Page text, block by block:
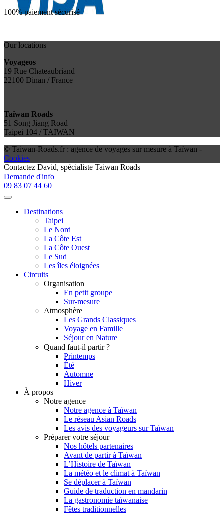
100% paiement sécurisé
Our locations
Voyageos
19 Rue Chateaubriand
22100 Dinan / France
Taïwan Roads
51 Song Jiang Road
Taipei 104 / TAIWAN
© Taiwan-Roads.fr : agence de voyages sur mesure à Taïwan -
Cookies
Contactez David, spécialiste Taiwan Roads
Demande d'info
09 83 07 44 60
Destinations
Taipei
Le Nord
La Côte Est
La Côte Ouest
Le Sud
Les îles éloignées
Circuits
Organisation
En petit groupe
Sur-mesure
Atmosphère
Les Grands Classiques
Voyage en Famille
Séjour en Nature
Quand faut-il partir ?
Printemps
Été
Automne
Hiver
À propos
Notre agence
Notre agence à Taïwan
Le réseau Asian Roads
Les avis des voyageurs sur Taïwan
Préparer votre séjour
Nos hôtels partenaires
Avant de partir à Taïwan
L’Histoire de Taïwan
La météo et le climat à Taïwan
Se déplacer à Taïwan
Guide de traduction en mandarin
La gastronomie taïwanaise
Fêtes traditionnelles